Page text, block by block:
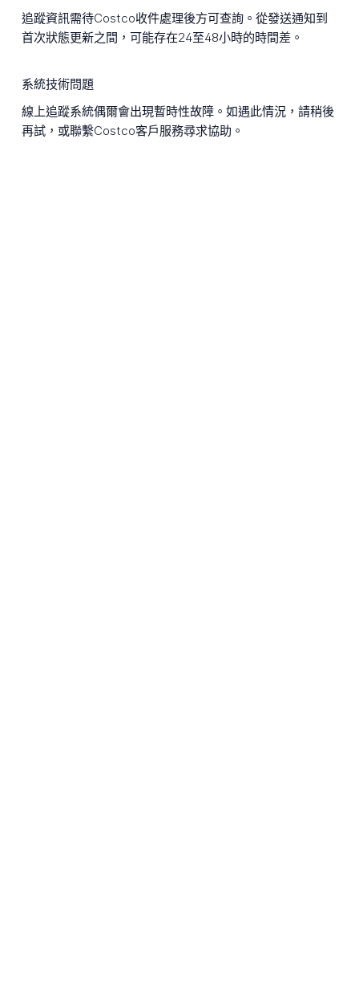
追蹤資訊需待Costco收件處理後方可查詢。從發送通知到
首次狀態更新之間，可能存在24至48小時的時間差。
系統技術問題
線上追蹤系統偶爾會出現暫時性故障。如遇此情況，請稍後
再試，或聯繫Costco客戶服務尋求協助。